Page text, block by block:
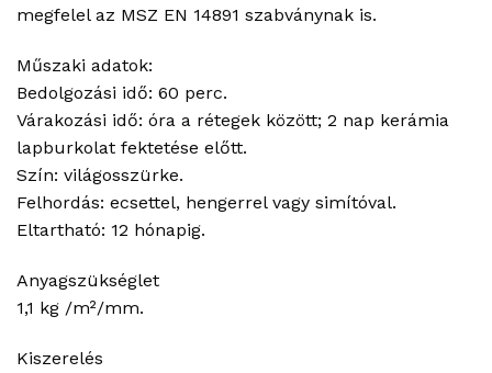
megfelel az MSZ EN 14891 szabványnak is.
Műszaki adatok:
Bedolgozási idő: 60 perc.
Várakozási idő: óra a rétegek között; 2 nap kerámia
lapburkolat fektetése előtt.
Szín: világosszürke.
Felhordás: ecsettel, hengerrel vagy simítóval.
Eltartható: 12 hónapig.
Anyagszükséglet
1,1 kg /m²/mm.
Kiszerelés